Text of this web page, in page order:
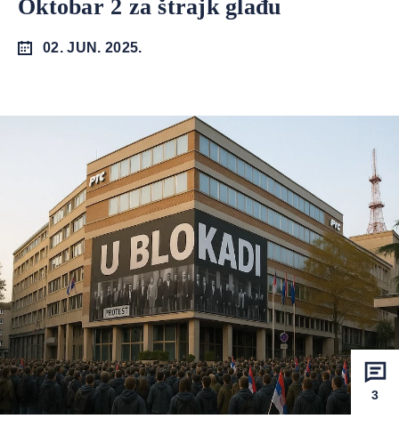
Oktobar 2 za štrajk glađu
02. JUN. 2025.
3